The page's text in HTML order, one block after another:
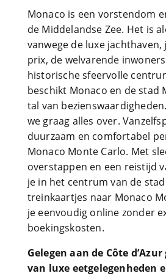
Monaco is een vorstendom
de Middelandse Zee. Het is
vanwege de luxe
prix, de welvarende
historische sfeervolle
beschikt Monaco en de stad
tal van
we graag alles over.
duurzaam en comfortabel
Monaco Monte Carlo. Met
overstappen en een reistijd
je in het centrum van de
treinkaartjes naar Monaco
je eenvoudig online zonder
boekingskosten.
Gelegen aan de Côte
van luxe eetgelegenheden